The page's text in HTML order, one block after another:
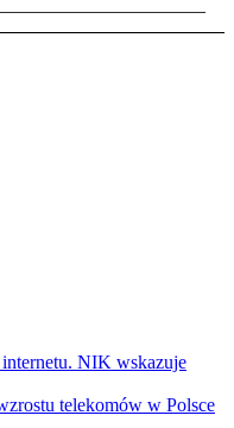
NIK wskazuje
telekomów w Polsce